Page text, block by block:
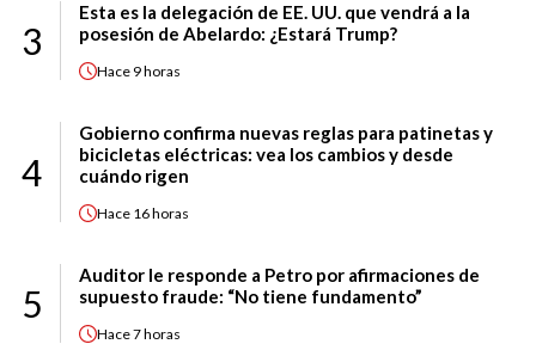
3
Esta es la delegación de EE. UU. que vendrá a la
posesión de Abelardo: ¿Estará Trump?
Hace 9 horas
4
Gobierno confirma nuevas reglas para patinetas y
bicicletas eléctricas: vea los cambios y desde
cuándo rigen
Hace 16 horas
5
Auditor le responde a Petro por afirmaciones de
supuesto fraude: “No tiene fundamento”
Hace7 horas